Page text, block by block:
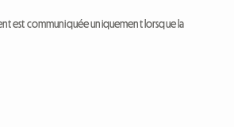
est communiquée uniquement lorsque la